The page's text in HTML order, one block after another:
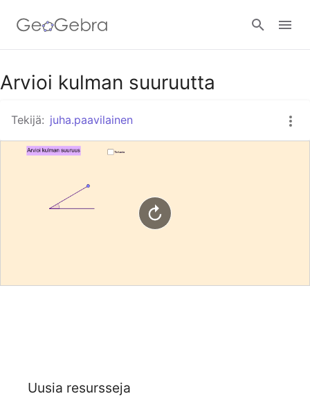
Google Classroom
GeoGebra Classroom
Arvioi kulman suuruutta
Tekijä: juha.paavilainen
Uusia resursseja